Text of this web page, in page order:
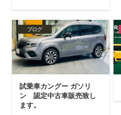
ブログ
試乗車カングー ガソリ
ン 認定中古車販売致し
ます。